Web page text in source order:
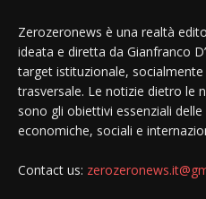
Zerozeronews è una realtà
ideata e diretta da Gianfranco
target istituzionale,
trasversale. Le notizie dietro le
sono gli obiettivi essenziali
economiche, sociali e
Contact us: